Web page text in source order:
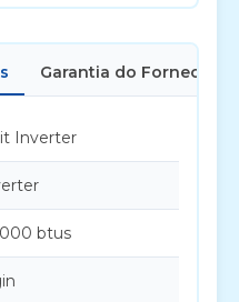
Garantia do Fornecedor
Inverter
btus